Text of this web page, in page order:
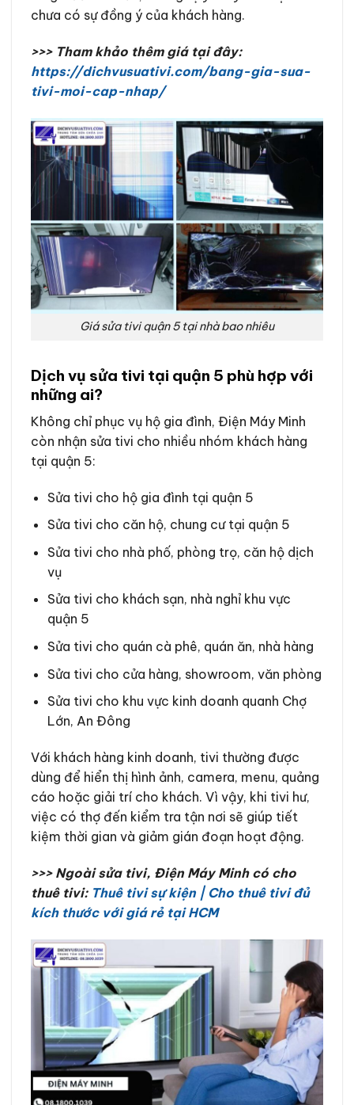
chưa có sự đồng ý của khách hàng.
>>> Tham khảo thêm giá tại đây:
https://dichvusuativi.com/bang-gia-sua-
tivi-moi-cap-nhap/
Giá sửa tivi quận 5 tại nhà bao nhiêu
Dịch vụ sửa tivi tại quận 5 phù hợp với
những ai?
Không chỉ phục vụ hộ gia đình, Điện Máy Minh
còn nhận sửa tivi cho nhiều nhóm khách hàng
tại quận 5:
Sửa tivi cho hộ gia đình tại quận 5
Sửa tivi cho căn hộ, chung cư tại quận 5
Sửa tivi cho nhà phố, phòng trọ, căn hộ dịch
vụ
Sửa tivi cho khách sạn, nhà nghỉ khu vực
quận 5
Sửa tivi cho quán cà phê, quán ăn, nhà hàng
Sửa tivi cho cửa hàng, showroom, văn phòng
Sửa tivi cho khu vực kinh doanh quanh Chợ
Lớn, An Đông
Với khách hàng kinh doanh, tivi thường được
dùng để hiển thị hình ảnh, camera, menu, quảng
cáo hoặc giải trí cho khách. Vì vậy, khi tivi hư,
việc có thợ đến kiểm tra tận nơi sẽ giúp tiết
kiệm thời gian và giảm gián đoạn hoạt động.
>>> Ngoài sửa tivi, Điện Máy Minh có cho
thuê tivi: Thuê tivi sự kiện | Cho thuê tivi đủ
kích thước với giá rẻ tại HCM